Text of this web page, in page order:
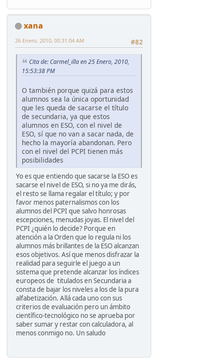
xana
#82
26 Enero, 2010, 00:31:04 AM
Cita de: Carmel_illa en 25 Enero, 2010,
15:53:38 PM
O también porque quizá para estos
alumnos sea la única oportunidad
que les queda de sacarse el título
de secundaria, ya que estos
alumnos en ESO, con el nivel de
ESO, sí que no van a sacar nada, de
hecho la mayoría abandonan. Pero
con el nivel del PCPI tienen más
posibilidades
Yo es que entiendo que sacarse la ESO es
sacarse el nivel de ESO, si no ya me dirás,
el resto se llama regalar el título; y por
favor menos paternalismos con los
alumnos del PCPI que salvo honrosas
escepciones, menudas joyas. El nivel del
PCPI ¿quién lo decide? Porque en
atención a la Orden que lo regula ni los
alumnos más brillantes de la ESO alcanzan
esos objetivos. Así que menos disfrazar la
realidad para seguirle el juego a un
sistema que pretende alcanzar los índices
europeos de titulados en Secundaria a
consta de bajar los niveles a los de la pura
alfabetización. Allá cada uno con sus
criterios de evaluación pero un ámbito
científico-tecnológico no se aprueba por
saber sumar y restar con calculadora, al
menos conmigo no. Un saludo